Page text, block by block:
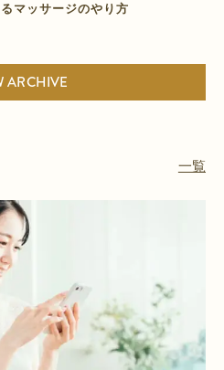
マッサージのやり方
ARCHIVE
一覧